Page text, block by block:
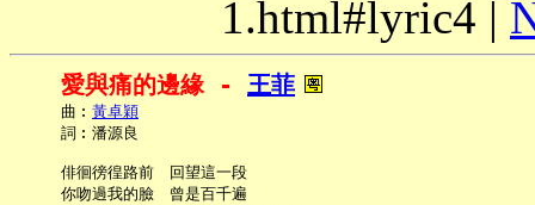
1.html#lyric4 |
愛與痛的邊緣 - 王菲
     曲︰
黃卓穎
     詞︰潘源良
     俳徊徬徨路前　回望這一段
     你吻過我的臉　曾是百千遍